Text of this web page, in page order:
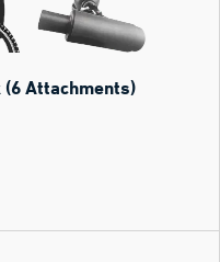
(6 Attachments)